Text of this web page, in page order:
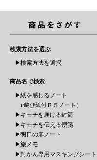
検索方法を選ぶ
▶検索方法を選択
商品名で検索
▶紙を感じるノート
（遊び紙付Ｂ５ノート）
▶キモチを届ける封筒
▶キモチを伝える便箋
▶明日の扉ノート
▶旅メモ
▶封かん専用マスキングシート